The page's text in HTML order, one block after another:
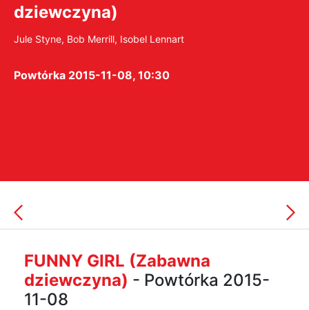
dziewczyna)
Jule Styne, Bob Merrill, Isobel Lennart
Powtórka 2015-11-08, 10:30
FUNNY GIRL (Zabawna
dziewczyna) - Powtórka 2015-
11-08